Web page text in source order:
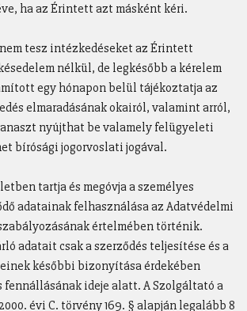
ha az Érintett azt másként kéri.
tesz intézkedéseket az Érintett
nélkül, de legkésőbb a kérelem
egy hónapon belül tájékoztatja az
elmaradásának okairól, valamint arról,
nyújthat be valamely felügyeleti
bírósági jogorvoslati jogával.
tartja és megóvja a személyes
adatainak felhasználása az Adatvédelmi
értelmében történik.
adatait csak a szerződés teljesítése és a
későbbi bizonyítása érdekében
fennállásának ideje alatt. A Szolgáltató a
évi C. törvény 169. § alapján legalább 8